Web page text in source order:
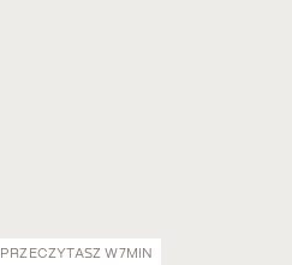
PRZECZYTASZ W7MIN